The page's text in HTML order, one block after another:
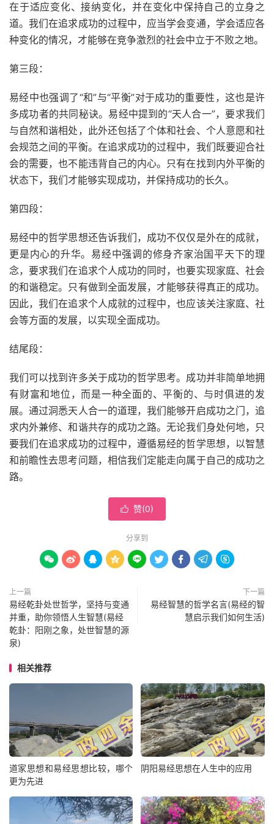
在于适应变化、接纳变化，并在变化中保持自己的立身之
道。我们在追求成功的过程中，应当学会变通，学会适应各
种变化的情况，才能够在竞争激烈的社会中立于不败之地。
第三段：
易经中也强调了“和”与“平衡”对于成功的重要性，这也是许
多成功者的共同秘诀。易经中提到的“天人合一”，要求我们
与自然和谐相处，此外还包括了个体和社会、个人意愿和社
会规范之间的平衡。在追求成功的过程中，我们既要迎合社
会的需要，也不能违背自己的内心。只有在找到内外平衡的
状态下，我们才能够实现成功，并保持成功的长久。
第四段：
易经中的哲学思想还告诉我们，成功不仅仅是外在的成就，
更是内心的升华。易经中强调的修身齐家治国平天下的理
念，要求我们在追求个人成功的同时，也要实现家庭、社会
的和谐稳定。只有做到全面发展，才能够获得真正的成功。
因此，我们在追求个人成就的过程中，也应该关注家庭、社
会等方面的发展，以实现全面成功。
结尾段：
我们可以找到许多关于成功的哲学思考。成功并非简单地拥
有财富和地位，而是一种全面的、平衡的、与时俱进的发
展。通过洞悉天人合一的道理，我们能够开启成功之门，追
求内外兼修、和谐共存的成功之路。无论我们身处何地，只
要我们在追求成功的过程中，遵循易经的哲学思想，以智慧
和前瞻性去思考问题，相信我们定能走向属于自己的成功之
路。
 赞(0)
分享到
        
上一篇
易经乾卦处世哲学，坚持与变通
并重，助你领悟人生智慧(易经
乾卦：阳刚之象，处世智慧的源
泉)
下一篇
易经智慧的哲学名言(易经的智
慧启示我们如何生活)
相关推荐
道家思想和易经思想比较，哪个
更为先进
阴阳易经思想在人生中的应用